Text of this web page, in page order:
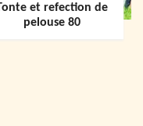
et refection de
pelouse 80